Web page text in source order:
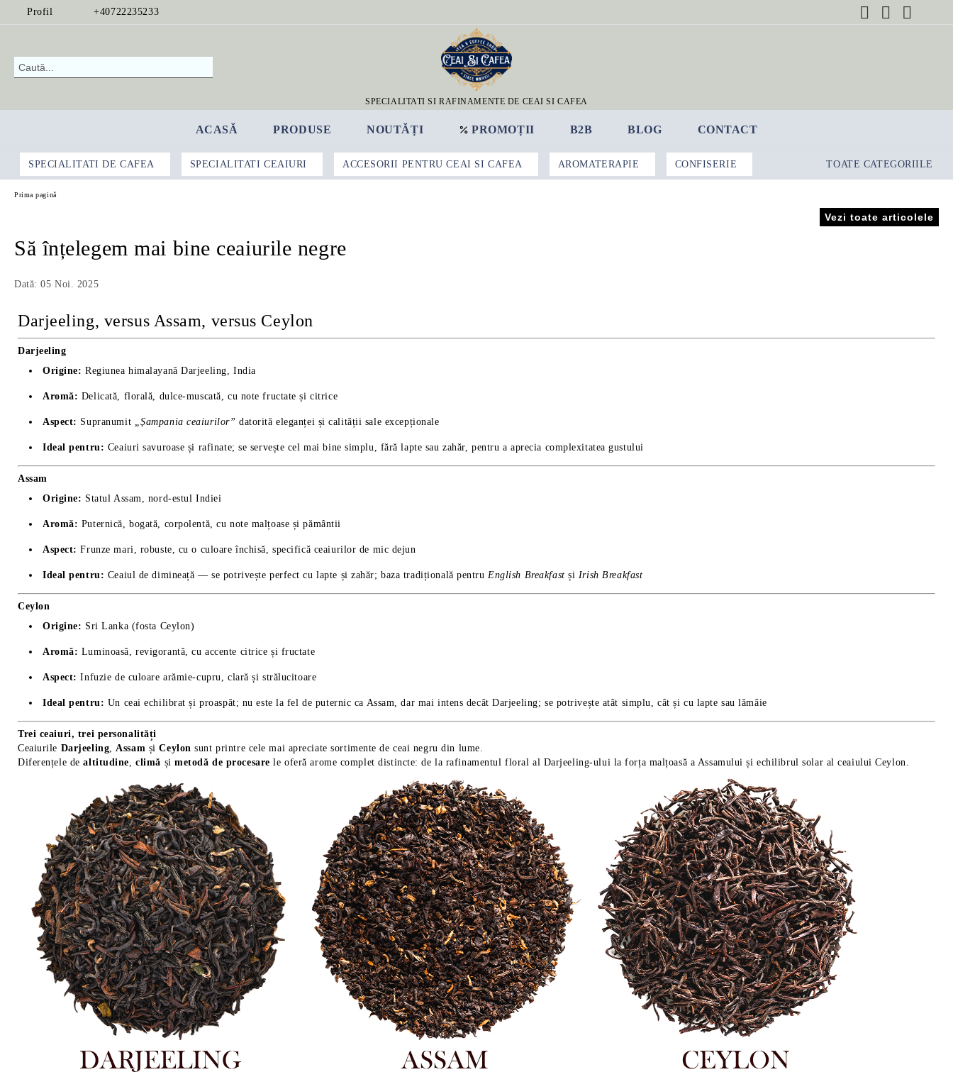
Profil +40722235233
SPECIALITATI SI RAFINAMENTE DE CEAI SI CAFEA
ACASĂ PRODUSE NOUTĂȚI PROMOȚII B2B BLOG CONTACT
SPECIALITATI DE CAFEA SPECIALITATI CEAIURI ACCESORII PENTRU CEAI SI CAFEA AROMATERAPIE CONFISERIE TOATE CATEGORIILE
Prima pagină
Vezi toate articolele
Să înțelegem mai bine ceaiurile negre
Dată: 05 Noi. 2025
Darjeeling, versus Assam, versus Ceylon
Darjeeling
Origine: Regiunea himalayană Darjeeling, India
Aromă: Delicată, florală, dulce-muscată, cu note fructate și citrice
Aspect: Supranumit „Șampania ceaiurilor” datorită eleganței și calității sale excepționale
Ideal pentru: Ceaiuri savuroase și rafinate; se servește cel mai bine simplu, fără lapte sau zahăr, pentru a aprecia complexitatea gustului
Assam
Origine: Statul Assam, nord-estul Indiei
Aromă: Puternică, bogată, corpolentă, cu note malțoase și pământii
Aspect: Frunze mari, robuste, cu o culoare închisă, specifică ceaiurilor de mic dejun
Ideal pentru: Ceaiul de dimineață — se potrivește perfect cu lapte și zahăr; baza tradițională pentruEnglish Breakfast și Irish Breakfast
Ceylon
Origine: Sri Lanka (fosta Ceylon)
Aromă: Luminoasă, revigorantă, cu accente citrice și fructate
Aspect: Infuzie de culoare arămie-cupru, clară și strălucitoare
Ideal pentru: Un ceai echilibrat și proaspăt; nu este la fel de puternic ca Assam, dar mai intens decât Darjeeling; se potrivește atât simplu, cât și cu lapte sau lămâie
Trei ceaiuri, trei personalități
Ceaiurile Darjeeling,Assam șiCeylon sunt printre cele mai apreciate sortimente de ceai negru din lume.
Diferențele dealtitudine,climă șimetodă de procesare le oferă arome complet distincte: de la rafinamentul floral al Darjeeling-ului la forța malțoasă a Assamului și echilibrul solar al ceaiului Ceylon.